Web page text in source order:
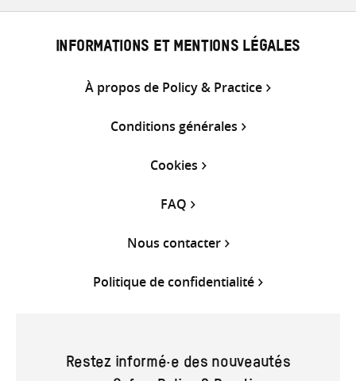
INFORMATIONS ET MENTIONS LÉGALES
À propos de Policy & Practice
Conditions générales
Cookies
FAQ
Nous contacter
Politique de confidentialité
Restez informé·e des nouveautés